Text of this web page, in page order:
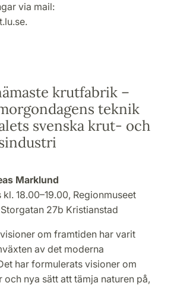
via mail:
krutfabrik –
teknik
svenska krut- och
Marklund
18.00–19.00, Regionmuseet
27b Kristianstad
om framtiden har varit
av det moderna
har formulerats visioner om
nya sätt att tämja naturen på,